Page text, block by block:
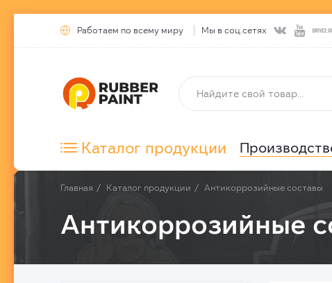
 Работаем по всему миру Мы в соц.сетях  
Каталог продукции
Главная Каталог продукции Антикоррозийные составы
Антикоррозийные